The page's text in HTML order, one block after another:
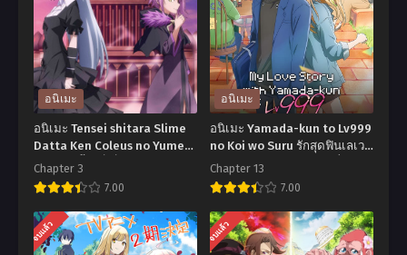
อนิเมะ
อนิเมะ Tensei shitara Slime
Datta Ken Coleus no Yume
เกิดใหม่ทั้งทีก็เป็นสไลม์ไปซะ
แล้ว ฝันแห่งโคลีอัส ตอนที่1-3
พากย์ไทย+ซับไทย
Chapter 3
7.00
อ
นิ
อนิเมะ
อนิเมะ Yamada-kun to Lv999
no Koi wo Suru รักสุดฟินเลเวล
999 กับยามาดะคุง ตอนที่1-13
ซับไทย
Chapter 13
7.00
อ
นิ
จบแล้ว จบแล้ว